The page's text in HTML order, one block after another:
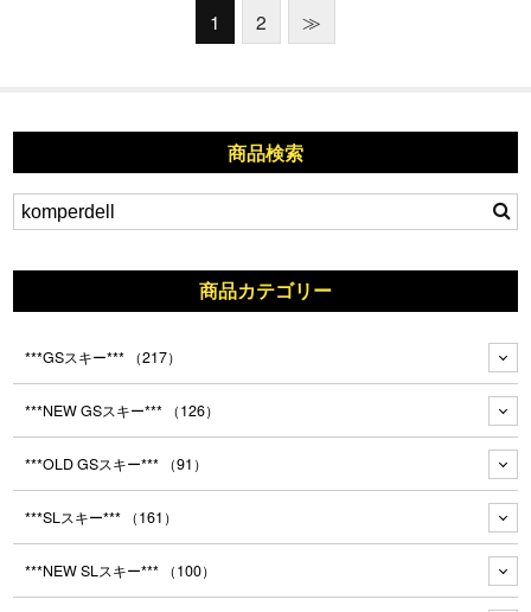
1 2 ≫
商品検索
商品カテゴリー
***GSスキー*** （217）
***NEW GSスキー*** （126）
***OLD GSスキー*** （91）
***SLスキー*** （161）
***NEW SLスキー*** （100）